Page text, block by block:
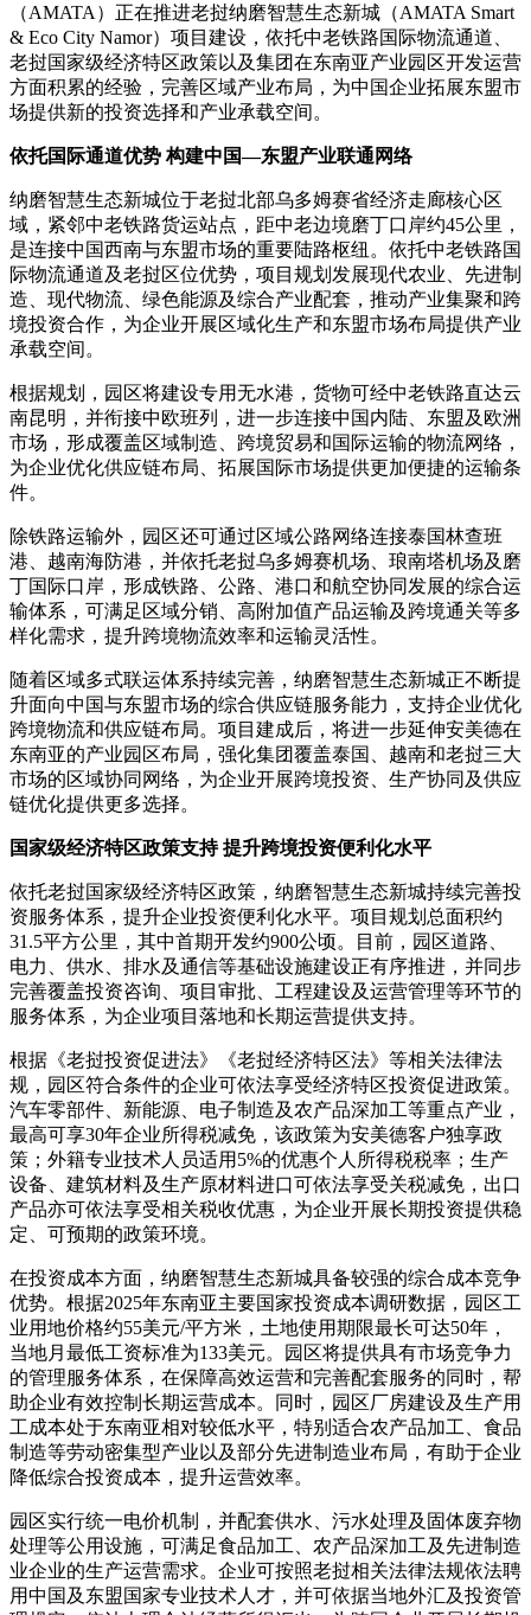
（AMATA）正在推进老挝纳磨智慧生态新城（AMATA Smart
& Eco City Namor）项目建设，依托中老铁路国际物流通道、
老挝国家级经济特区政策以及集团在东南亚产业园区开发运营
方面积累的经验，完善区域产业布局，为中国企业拓展东盟市
场提供新的投资选择和产业承载空间。
依托国际通道优势 构建中国—东盟产业联通网络
纳磨智慧生态新城位于老挝北部乌多姆赛省经济走廊核心区
域，紧邻中老铁路货运站点，距中老边境磨丁口岸约45公里，
是连接中国西南与东盟市场的重要陆路枢纽。依托中老铁路国
际物流通道及老挝区位优势，项目规划发展现代农业、先进制
造、现代物流、绿色能源及综合产业配套，推动产业集聚和跨
境投资合作，为企业开展区域化生产和东盟市场布局提供产业
承载空间。
根据规划，园区将建设专用无水港，货物可经中老铁路直达云
南昆明，并衔接中欧班列，进一步连接中国内陆、东盟及欧洲
市场，形成覆盖区域制造、跨境贸易和国际运输的物流网络，
为企业优化供应链布局、拓展国际市场提供更加便捷的运输条
件。
除铁路运输外，园区还可通过区域公路网络连接泰国林查班
港、越南海防港，并依托老挝乌多姆赛机场、琅南塔机场及磨
丁国际口岸，形成铁路、公路、港口和航空协同发展的综合运
输体系，可满足区域分销、高附加值产品运输及跨境通关等多
样化需求，提升跨境物流效率和运输灵活性。
随着区域多式联运体系持续完善，纳磨智慧生态新城正不断提
升面向中国与东盟市场的综合供应链服务能力，支持企业优化
跨境物流和供应链布局。项目建成后，将进一步延伸安美德在
东南亚的产业园区布局，强化集团覆盖泰国、越南和老挝三大
市场的区域协同网络，为企业开展跨境投资、生产协同及供应
链优化提供更多选择。
国家级经济特区政策支持 提升跨境投资便利化水平
依托老挝国家级经济特区政策，纳磨智慧生态新城持续完善投
资服务体系，提升企业投资便利化水平。项目规划总面积约
31.5平方公里，其中首期开发约900公顷。目前，园区道路、
电力、供水、排水及通信等基础设施建设正有序推进，并同步
完善覆盖投资咨询、项目审批、工程建设及运营管理等环节的
服务体系，为企业项目落地和长期运营提供支持。
根据《老挝投资促进法》《老挝经济特区法》等相关法律法
规，园区符合条件的企业可依法享受经济特区投资促进政策。
汽车零部件、新能源、电子制造及农产品深加工等重点产业，
最高可享30年企业所得税减免，该政策为安美德客户独享政
策；外籍专业技术人员适用5%的优惠个人所得税税率；生产
设备、建筑材料及生产原材料进口可依法享受关税减免，出口
产品亦可依法享受相关税收优惠，为企业开展长期投资提供稳
定、可预期的政策环境。
在投资成本方面，纳磨智慧生态新城具备较强的综合成本竞争
优势。根据2025年东南亚主要国家投资成本调研数据，园区工
业用地价格约55美元/平方米，土地使用期限最长可达50年，
当地月最低工资标准为133美元。园区将提供具有市场竞争力
的管理服务体系，在保障高效运营和完善配套服务的同时，帮
助企业有效控制长期运营成本。同时，园区厂房建设及生产用
工成本处于东南亚相对较低水平，特别适合农产品加工、食品
制造等劳动密集型产业以及部分先进制造业布局，有助于企业
降低综合投资成本，提升运营效率。
园区实行统一电价机制，并配套供水、污水处理及固体废弃物
处理等公用设施，可满足食品加工、农产品深加工及先进制造
业企业的生产运营需求。企业可按照老挝相关法律法规依法聘
用中国及东盟国家专业技术人才，并可依据当地外汇及投资管